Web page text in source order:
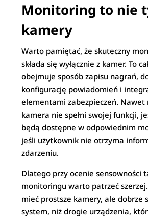
Monitoring to nie
kamery
Warto pamiętać, że skuteczny
składa się wyłącznie z kamer. To
obejmuje sposób zapisu nagrań,
konfigurację powiadomień i
elementami zabezpieczeń. Nawet
kamera nie spełni swojej funkcji,
będą dostępne w odpowiednim
jeśli użytkownik nie otrzyma
zdarzeniu.
Dlatego przy ocenie sensowności
monitoringu warto patrzeć
mieć prostsze kamery, ale dobrze
system, niż drogie urządzenia,